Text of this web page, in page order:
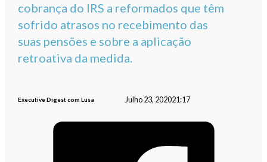
cobrança do IRS a reformados que têm
sofrido atrasos no recebimento das
suas pensões e sobre a aplicação
retroativa da medida.
Executive Digest com Lusa Julho 23, 202021:17